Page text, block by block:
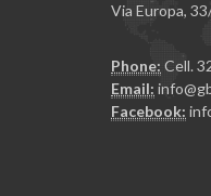
Via Europa,
Phone: Cell.
Email:
Facebook: